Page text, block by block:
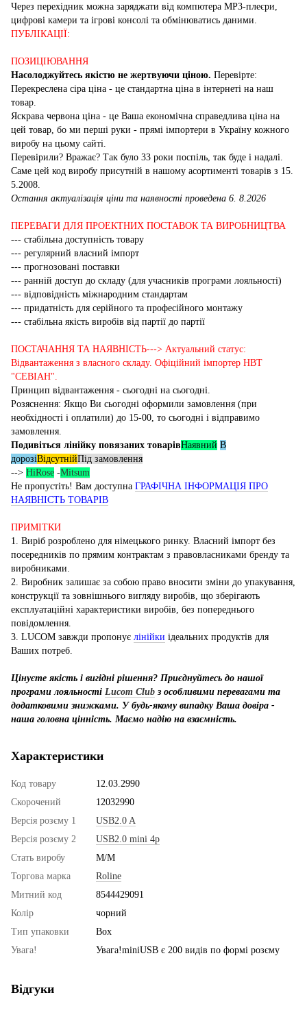
Через перехідник можна заряджати від компютера MP3-плеєри,
цифрові камери та ігрові консолі та обмінюватись даними.
ПУБЛІКАЦІЇ:
ПОЗИЦІЮВАННЯ
Насолоджуйтесь якістю не жертвуючи ціною. Перевірте:
Перекреслена сіра ціна - це стандартна ціна в інтернеті на наш
товар.
Яскрава червона ціна - це Ваша економічна справедлива ціна на
цей товар, бо ми перші руки - прямі імпортери в Україну кожного
виробу на цьому сайті.
Перевірили? Вражає? Так було 33 роки поспіль, так буде і надалі.
Саме цей код виробу присутній в нашому асортименті товарів з 15.
5.2008.
Остання актуалізація ціни та наявності проведена 6. 8.2026
ПЕРЕВАГИ ДЛЯ ПРОЕКТНИХ ПОСТАВОК ТА ВИРОБНИЦТВА
--- стабільна доступність товару
--- регулярний власний імпорт
--- прогнозовані поставки
--- ранній доступ до складу (для учасників програми лояльності)
--- відповідність міжнародним стандартам
--- придатність для серійного та професійного монтажу
--- стабільна якість виробів від партії до партії
ПОСТАЧАННЯ ТА НАЯВНІСТЬ---> Актуальний статус:
Відвантаження з власного складу. Офіційний імпортер НВТ
"СЕВІАН".
Принцип відвантаження - сьогодні на сьогодні.
Розяснення: Якщо Ви сьогодні оформили замовлення (при
необхідності і оплатили) до 15-00, то сьогодні і відправимо
замовлення.
Подивіться лінійку повязаних товарівНаявний В
дорозіВідсутнійПід замовлення
--> HiRose -Mitsum
Не пропустіть! Вам доступна ГРАФІЧНА ІНФОРМАЦІЯ ПРО
НАЯВНІСТЬ ТОВАРІВ
ПРИМІТКИ
1. Виріб розроблено для німецького ринку. Власний імпорт без
посередників по прямим контрактам з правовласниками бренду та
виробниками.
2. Виробник залишає за собою право вносити зміни до упакування,
конструкції та зовнішнього вигляду виробів, що зберігають
експлуатаційні характеристики виробів, без попереднього
повідомлення.
3. LUCOM завжди пропонує лінійки ідеальних продуктів для
Ваших потреб.
Цінуєте якість і вигідні рішення? Приєднуйтесь до нашої
програми лояльності Lucom Club з особливими перевагами та
додатковими знижками. У будь-якому випадку Ваша довіра -
наша головна цінність. Маємо надію на взаємність.
Характеристики
Код товару
12.03.2990
Скорочений
12032990
Версія розєму 1
USB2.0 A
Версія розєму 2
USB2.0 mini 4p
Стать виробу
M/M
Торгова марка
Roline
Митний код
8544429091
Колір
чорний
Тип упаковки
Box
Увага!
Увага!miniUSB є 200 видів по формі розєму
Відгуки